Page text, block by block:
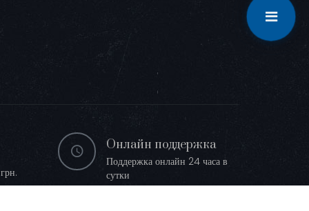
Онлайн поддержка
Поддержка онлайн 24 часа в
сутки